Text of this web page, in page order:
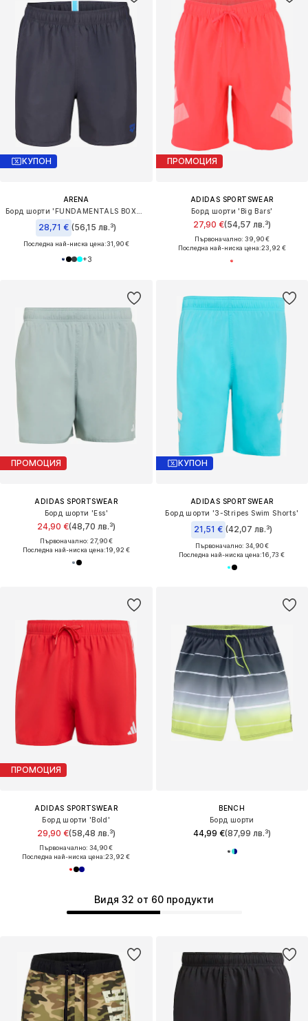
КУПОН
ARENA
28,71 € (56,15 лв.³)
Последна най-ниска цена:31,90 €
+3
ПРОМОЦИЯ
ADIDAS SPORTSWEAR
Борд шорти 'Big Bars'
27,90 €(54,57 лв.³)
Първоначално: 39,90 €
Последна най-ниска цена:23,92 €
ПРОМОЦИЯ
ADIDAS SPORTSWEAR
Борд шорти 'Ess'
24,90 €(48,70 лв.³)
Първоначално: 27,90 €
Последна най-ниска цена:19,92 €
КУПОН
ADIDAS SPORTSWEAR
Борд шорти '3-Stripes Swim Shorts'
21,51 € (42,07 лв.³)
Първоначално: 34,90 €
Последна най-ниска цена:16,73 €
ПРОМОЦИЯ
ADIDAS SPORTSWEAR
Борд шорти 'Bold'
29,90 €(58,48 лв.³)
Първоначално: 34,90 €
Последна най-ниска цена:23,92 €
BENCH
Борд шорти
44,99 €(87,99 лв.³)
Видя 32 от 60 продукти